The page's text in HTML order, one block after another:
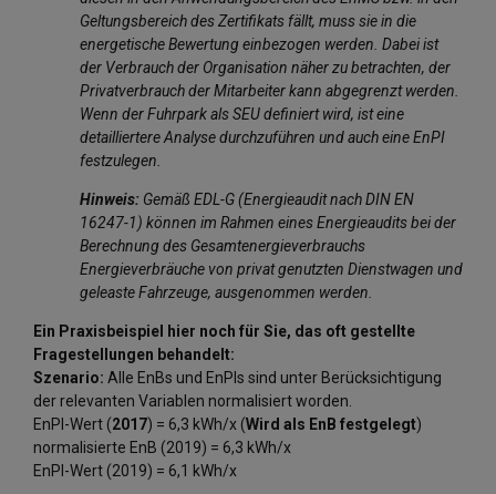
Geltungsbereich des Zertifikats fällt, muss sie in die
energetische Bewertung einbezogen werden. Dabei ist
der Verbrauch der Organisation näher zu betrachten, der
Privatverbrauch der Mitarbeiter kann abgegrenzt werden.
Wenn der Fuhrpark als SEU definiert wird, ist eine
detailliertere Analyse durchzuführen und auch eine EnPI
festzulegen.
Hinweis: Gemäß EDL-G (Energieaudit nach DIN EN
16247-1) können im Rahmen eines Energieaudits bei der
Berechnung des Gesamtenergieverbrauchs
Energieverbräuche von privat genutzten Dienstwagen und
geleaste Fahrzeuge, ausgenommen werden.
Ein Praxisbeispiel hier noch für Sie, das oft gestellte
Fragestellungen behandelt:
Szenario: Alle EnBs und EnPIs sind unter Berücksichtigung
der relevanten Variablen normalisiert worden.
EnPI-Wert (2017) = 6,3 kWh/x (Wird als EnB festgelegt)
normalisierte EnB (2019) = 6,3 kWh/x
EnPI-Wert (2019) = 6,1 kWh/x